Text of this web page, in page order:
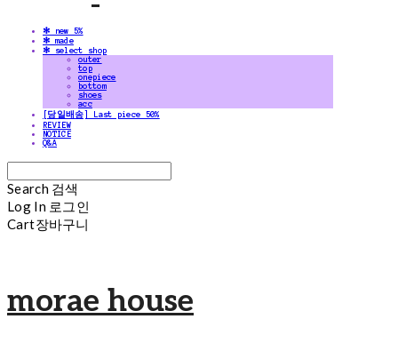
✻ new 5%
✻ made
✻ select shop
outer
top
onepiece
bottom
shoes
acc
[당일배송] Last piece 50%
REVIEW
NOTICE
Q&A
Search 검색
Log In 로그인
Cart장바구니
morae house